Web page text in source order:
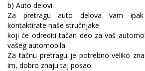
b) Auto delovi.
Za pretragu auto delova vam ipak
kontaktirate naše stručnjake
koji će odrediti tačan deo za vaš
vašeg automobila.
Za tačnu pretragu je potrebno veliko
im, dobro znaju taj posao.